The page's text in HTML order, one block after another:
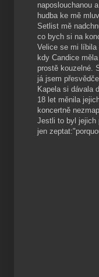
naposlouchanou
hudba ke mě
Setlist mě
co bych si na
Velice se mi
kdy Candice
prostě kouzelné.
já jsem
Kapela si dávala
18 let měnila
koncertně
Jestli to byl jejich
jen